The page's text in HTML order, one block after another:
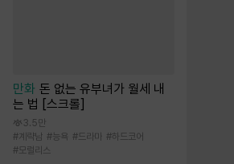
만화 돈 없는 유부녀가 월세 내
는 법 [스크롤]
3.5만
# 계략남 #능욕 #드라마 #하드코어
#모럴리스